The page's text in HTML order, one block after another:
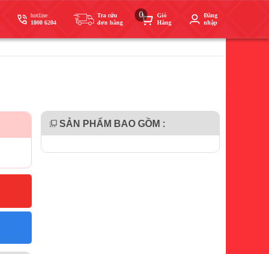
hotline
1800 6204
Tra cứu
đơn hàng
0
Giỏ
Hàng
Đăng
nhập
SẢN PHẨM BAO GỒM :